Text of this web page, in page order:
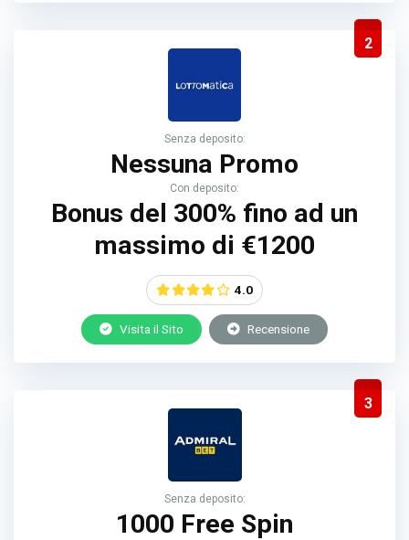
2
Senza deposito:
Nessuna Promo
Con deposito:
Bonus del 300% fino ad un
massimo di €1200
4.0
Visita il Sito Recensione
3
Senza deposito:
1000 Free Spin